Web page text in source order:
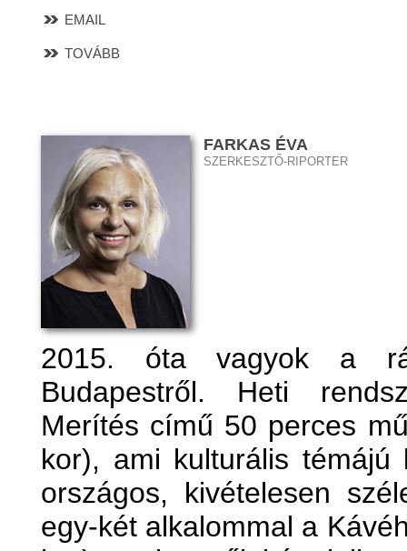
EMAIL
TOVÁBB
FARKAS ÉVA
SZERKESZTŐ-RIPORTER
2015. óta vagyok a
Budapestről. Heti
Merítés című 50 perces
kor), ami kulturális témájú
országos, kivételesen
egy-két alkalommal a